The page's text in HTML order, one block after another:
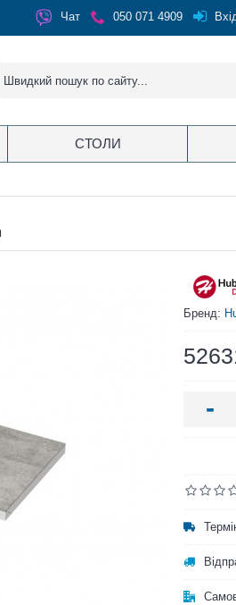
Чат 050 071 4909
СТОЛИ
Бренд:
-